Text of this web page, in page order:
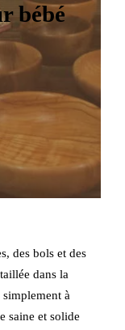
bébé
des bols et des
dans la
simplement à
saine et solide